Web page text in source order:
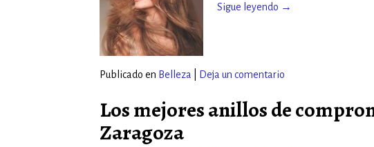
Sigue leyendo →
Publicado en Belleza Deja un comentario
Los mejores anillos de
Zaragoza